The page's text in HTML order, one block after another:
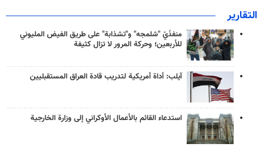
التقارير
منفذَيّ "شلمجه" و"تشذابة" على طريق الفيض المليوني
للأربعين؛ وحركة المرور لا تزال كثيفة
آيلب: أداة أمريكية لتدريب قادة العراق المستقبليين
استدعاء القائم بالأعمال الأوكراني إلى وزارة الخارجية